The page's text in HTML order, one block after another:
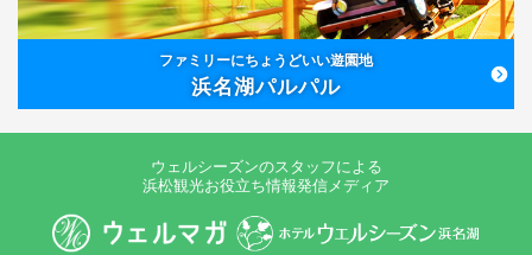
ファミリーにちょうどいい遊園地
浜名湖パルパル
ウェルシーズンのスタッフによる
浜松観光お役立ち情報発信メディア